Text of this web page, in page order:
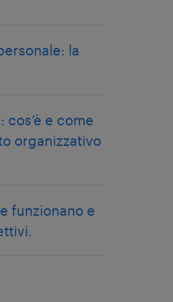
la
e come
organizzativo
funzionano e